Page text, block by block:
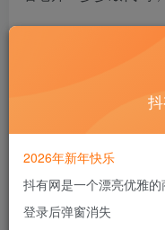
有学习编程的好方法
2026年新年快乐
抖有网是一个漂亮优雅
登录后弹窗消失